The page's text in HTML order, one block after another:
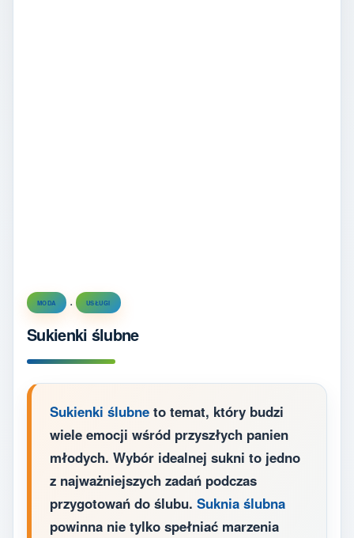
MODA . USŁUGI
Sukienki ślubne
Sukienki ślubne to temat, który budzi
wiele emocji wśród przyszłych panien
młodych. Wybór idealnej sukni to jedno
z najważniejszych zadań podczas
przygotowań do ślubu. Suknia ślubna
powinna nie tylko spełniać marzenia